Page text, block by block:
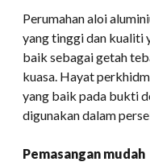
Perumahan aloi
yang tinggi dan kualiti
baik sebagai getah
kuasa. Hayat
yang baik pada bukti
digunakan dalam
Pemasangan mudah